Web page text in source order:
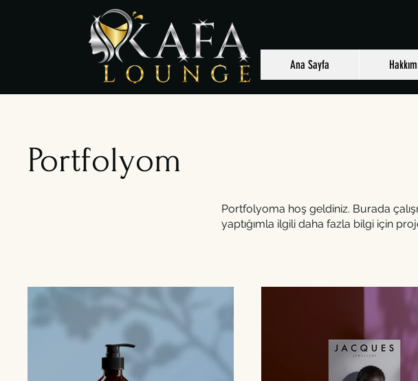
Ana Sayfa
Portfolyom
Portfolyoma hoş geldiniz. Burada
yaptığımla ilgili daha fazla bilgi için